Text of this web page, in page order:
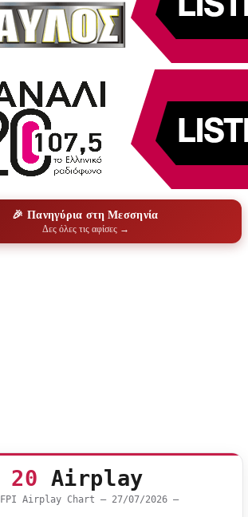
🎉 Πανηγύρια στη Μεσσηνία
Δες όλες τις αφίσες →
20 Airplay
Airplay Chart — 27/07/2026 –